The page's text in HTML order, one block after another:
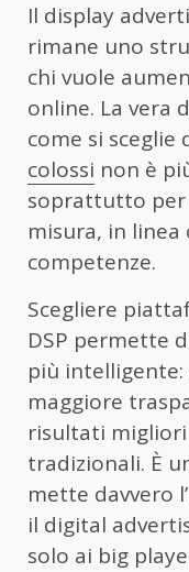
Il display
rimane uno
chi vuole
online. La vera
come si sceglie
colossi non è
soprattutto per
misura, in
competenze.
Scegliere
DSP permette
più
maggiore
risultati
tradizionali. È
mette davvero
il digital
solo ai big